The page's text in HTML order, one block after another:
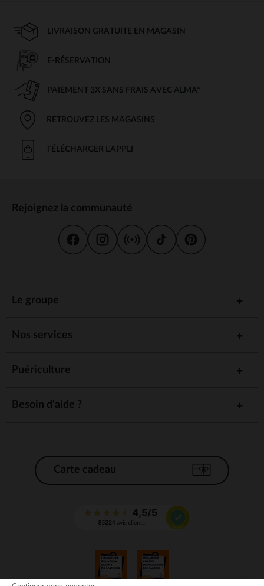
LIVRAISON GRATUITE EN MAGASIN
E-RÉSERVATION
PAIEMENT 3X SANS FRAIS AVEC ALMA*
RETROUVEZ LES MAGASINS
TÉLÉCHARGER L'APPLI
Rejoignez la communauté
Le groupe
Nos services
Puériculture
Besoin d'aide ?
Carte cadeau